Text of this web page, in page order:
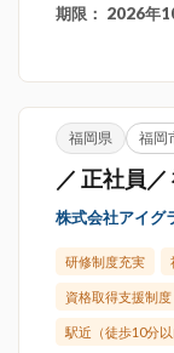
期限： 2026年
福岡県 福岡
／ 正社員
株式会社アイグ
研修制度充実
資格取得支援制
駅近（徒歩10分以